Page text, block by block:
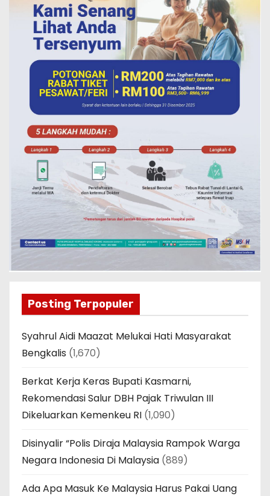
Posting Terpopuler
Syahrul Aidi Maazat Melukai Hati Masyarakat
Bengkalis (1,670)
Berkat Kerja Keras Bupati Kasmarni,
Rekomendasi Salur DBH Pajak Triwulan III
Dikeluarkan Kemenkeu RI (1,090)
Disinyalir “Polis Diraja Malaysia Rampok Warga
Negara Indonesia Di Malaysia (889)
Ada Apa Masuk Ke Malaysia Harus Pakai Uang